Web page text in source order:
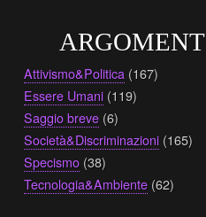
Attivismo&Politica (167)
Essere Umani (119)
Saggio breve (6)
Società&Discriminazioni (165)
Specismo (38)
Tecnologia&Ambiente (62)